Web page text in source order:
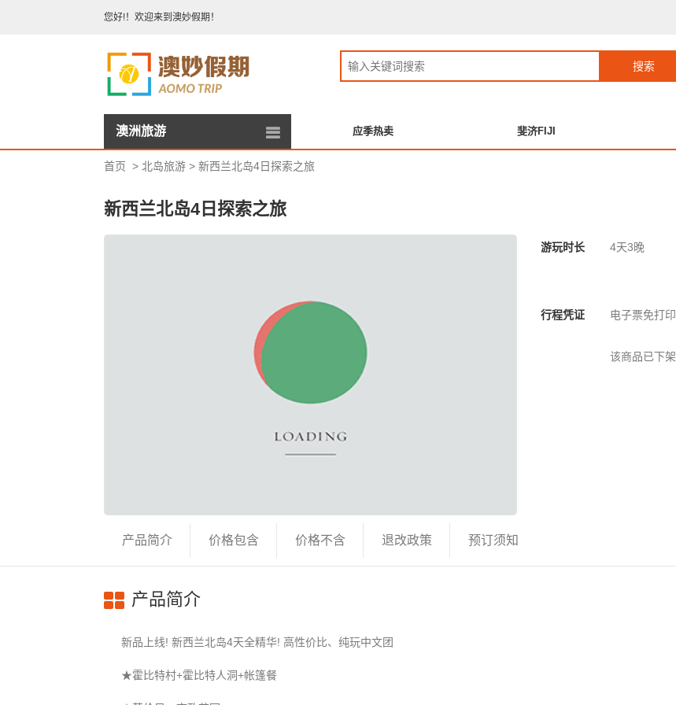
您好!！欢迎来到澳妙假期！
澳洲旅游 应季热卖 斐济FIJI
首页 > 北岛旅游 > 新西兰北岛4日探索之旅
新西兰北岛4日探索之旅
游玩时长 4天3晚
行程凭证 电子票免打印
该商品已下架
产品简介 价格包含 价格不含 退改政策 预订须知
产品简介
新品上线! 新西兰北岛4天全精华! 高性价比、纯玩中文团
★霍比特村+霍比特人洞+帐篷餐